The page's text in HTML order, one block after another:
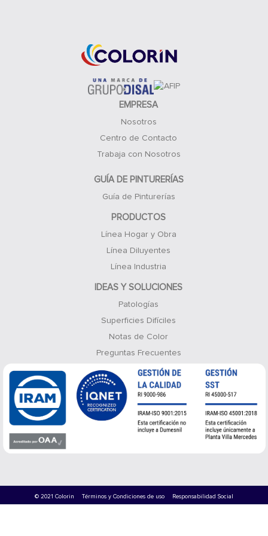
EMPRESA
Nosotros
Centro de Contacto
Trabaja con Nosotros
GUÍA DE PINTURERÍAS
Guía de Pinturerías
PRODUCTOS
Línea Hogar y Obra
Línea Diluyentes
Línea Industria
IDEAS Y SOLUCIONES
Patologías
Superficies Difíciles
Notas de Color
Preguntas Frecuentes
© 2021 Colorin Términos y Condiciones de uso Responsabilidad Social